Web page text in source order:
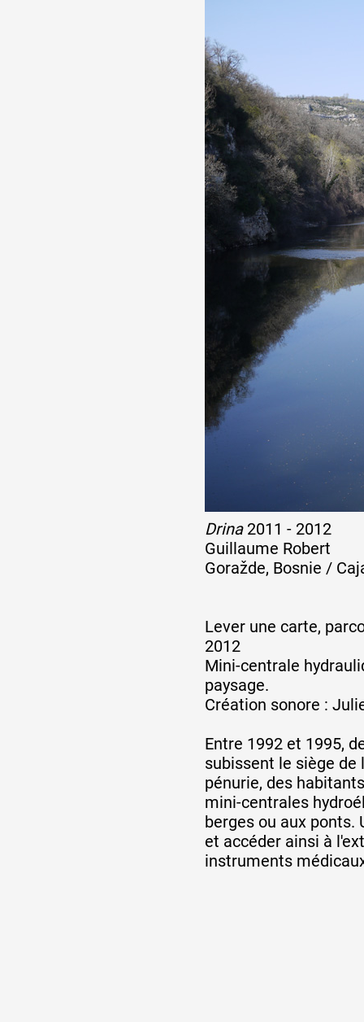
Année par année
Collection vidéos
Candidater
Drina2011 - 2012
Guillaume Robert
Goražde, Bosnie /
Lever une carte,
2012
Mini-centrale
paysage.
Création sonore :
Entre 1992 et 1995,
subissent le siège de
pénurie, des
mini-centrales
berges ou aux ponts.
et accéder ainsi à
instruments